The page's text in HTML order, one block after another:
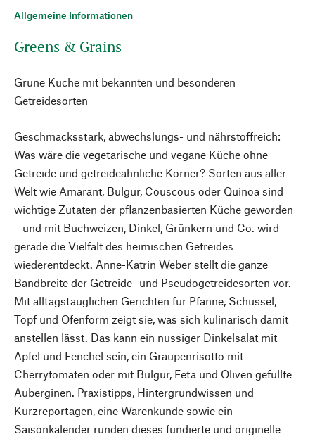
Allgemeine Informationen
Greens & Grains
Grüne Küche mit bekannten und besonderen
Getreidesorten
Geschmacksstark, abwechslungs- und nährstoffreich:
Was wäre die vegetarische und vegane Küche ohne
Getreide und getreideähnliche Körner? Sorten aus aller
Welt wie Amarant, Bulgur, Couscous oder Quinoa sind
wichtige Zutaten der pflanzenbasierten Küche geworden
– und mit Buchweizen, Dinkel, Grünkern und Co. wird
gerade die Vielfalt des heimischen Getreides
wiederentdeckt. Anne-Katrin Weber stellt die ganze
Bandbreite der Getreide- und Pseudogetreidesorten vor.
Mit alltagstauglichen Gerichten für Pfanne, Schüssel,
Topf und Ofenform zeigt sie, was sich kulinarisch damit
anstellen lässt. Das kann ein nussiger Dinkelsalat mit
Apfel und Fenchel sein, ein Graupenrisotto mit
Cherrytomaten oder mit Bulgur, Feta und Oliven gefüllte
Auberginen. Praxistipps, Hintergrundwissen und
Kurzreportagen, eine Warenkunde sowie ein
Saisonkalender runden dieses fundierte und originelle